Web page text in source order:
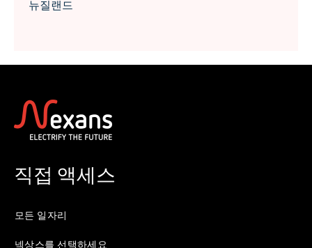
뉴질랜드
직접 액세스
모든 일자리
넥상스를 선택하세요